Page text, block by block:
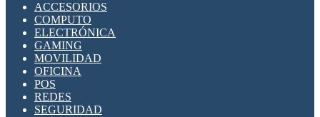
SUPRESOR DE TRANSIENTES SPDS PARA
APLICACIONES FOTOVOLTAICAS
ACCESORIOS
COMPUTO
ELECTRÓNICA
GAMING
MOVILIDAD
OFICINA
POS
REDES
SEGURIDAD